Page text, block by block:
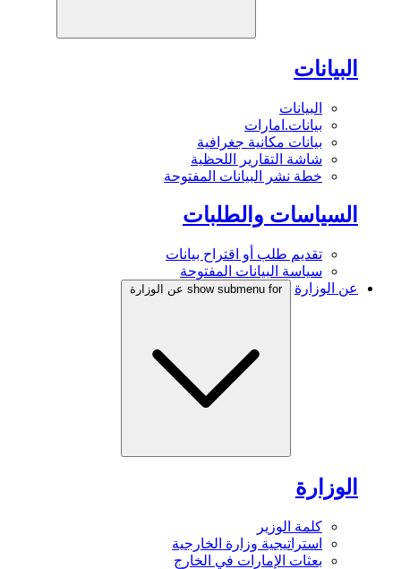
البيانات
البيانات
بيانات.امارات
بيانات مكانية جغرافية
شاشة التقارير اللحظية
خطة نشر البيانات المفتوحة
السياسات والطلبات
تقديم طلب أو اقتراح بيانات
سياسة البيانات المفتوحة
عن الوزارة
show submenu for عن الوزارة
الوزارة
كلمة الوزير
استراتيجية وزارة الخارجية
بعثات الإمارات في الخارج